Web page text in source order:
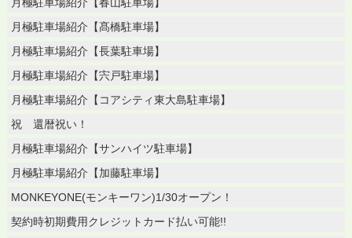
月極駐車場紹介【髙橋駐車場】
月極駐車場紹介【長葉駐車場】
月極駐車場紹介【宍戸駐車場】
月極駐車場紹介【コアシティ東大島駐車場】
祝 還暦祝い！
月極駐車場紹介【サンハイツ駐車場】
月極駐車場紹介【加藤駐車場】
MONKEYONE(モンキーワン)1/30オープン！
契約時初期費用クレジットカード払い可能!!